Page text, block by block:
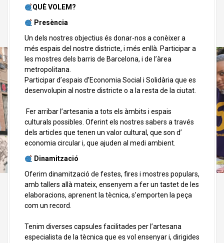
QUÈ VOLEM?
Presència
Un dels nostres objectius és donar-nos a conèixer a
més espais del nostre districte, i més enllà. Participar a
les mostres dels barris de Barcelona, i de l’àrea
metropolitana.
Participar d’espais d’Economia Social i Solidària que es
desenvolupin al nostre districte o a la resta de la ciutat.
Fer arribar l’artesania a tots els àmbits i espais
culturals possibles. Oferint els nostres sabers a través
dels articles que tenen un valor cultural, que son d’
economia circular i, que ajuden al medi ambient.
Dinamització
Oferim dinamització de festes, fires i mostres populars,
amb tallers allà mateix, ensenyem a fer un tastet de les
elaboracions, aprenent la tècnica, s’emporten la peça
com un record.
Tenim diverses capsules facilitades per l’artesana
especialista de la tècnica que es vol ensenyar i, dirigides